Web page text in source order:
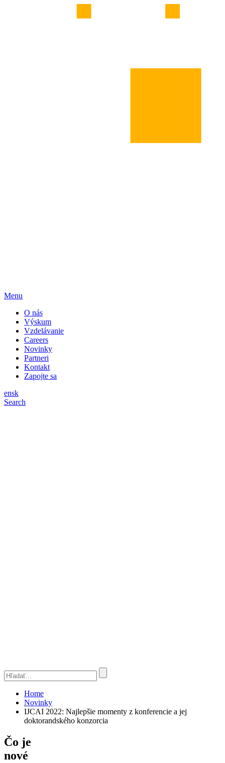
Menu
O nás
Výskum
Vzdelávanie
Careers
Novinky
Partneri
Kontakt
Zapojte sa
ensk
Search
Home
Novinky
IJCAI 2022: Najlepšie momenty z konferencie a jej
doktorandského konzorcia
Čo je
nové